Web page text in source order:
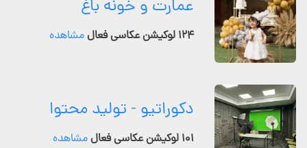
عمارت و خونه باغ
۱۲۴ لوکیشن عکاسی فعال مشاهده
دکوراتیو - تولید محتوا
۱۰۱ لوکیشن عکاسی فعال مشاهده